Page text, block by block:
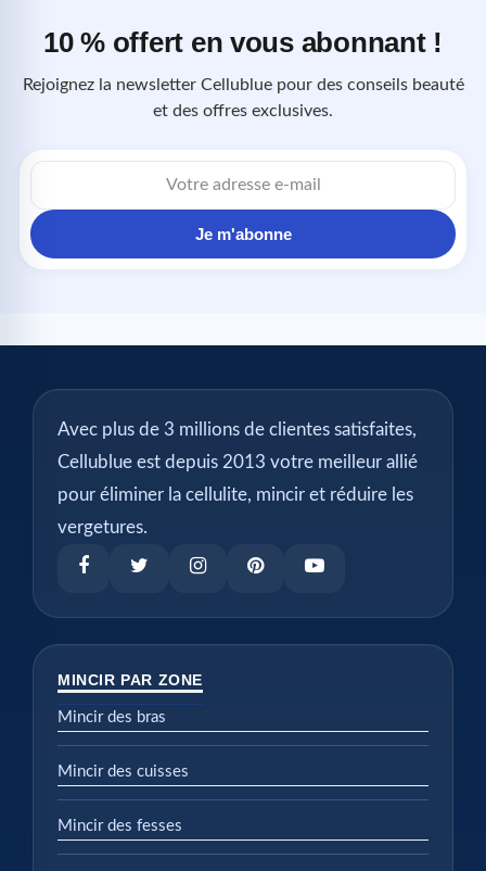
10 % offert en vous abonnant !
Rejoignez la newsletter Cellublue pour des conseils beauté
et des offres exclusives.
Adresse
e-
Je m'abonne
Avec plus de 3 millions de clientes satisfaites,
Cellublue est depuis 2013 votre meilleur allié
pour éliminer la cellulite, mincir et réduire les
vergetures.
MINCIR PAR ZONE
Mincir des bras
Mincir des cuisses
Mincir des fesses